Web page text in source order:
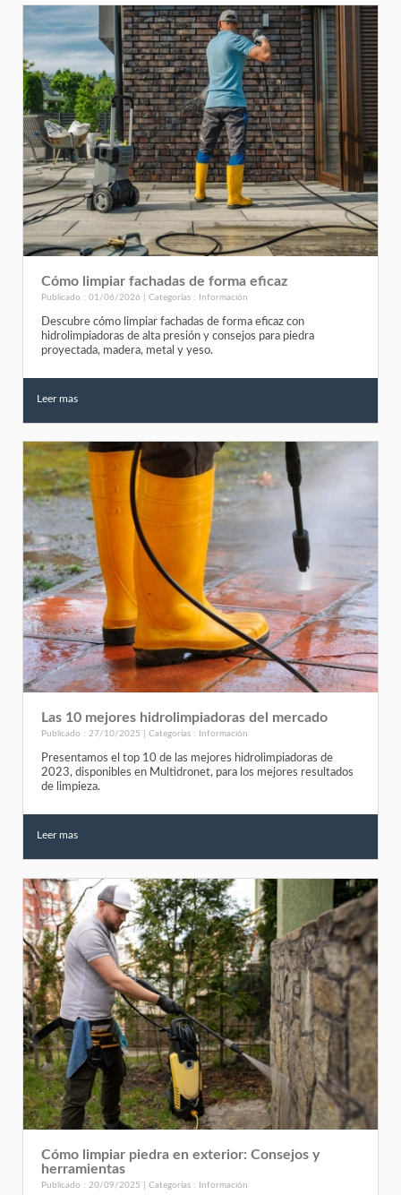
Cómo limpiar fachadas de forma eficaz
Publicado : 01/06/2026 | Categorías : Información
Descubre cómo limpiar fachadas de forma eficaz con
hidrolimpiadoras de alta presión y consejos para piedra
proyectada, madera, metal y yeso.
Leer mas
Las 10 mejores hidrolimpiadoras del mercado
Publicado : 27/10/2025 | Categorías : Información
Presentamos el top 10 de las mejores hidrolimpiadoras de
2023, disponibles en Multidronet, para los mejores resultados
de limpieza.
Leer mas
Cómo limpiar piedra en exterior: Consejos y
herramientas
Publicado : 20/09/2025 | Categorías : Información